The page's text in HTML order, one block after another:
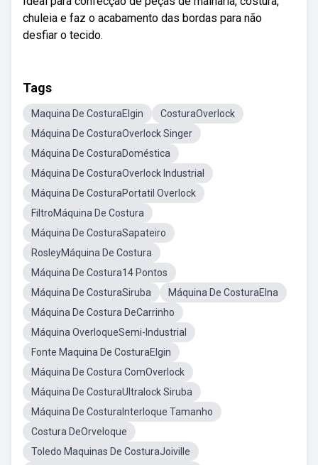
chuleia e faz o acabamento das bordas para não
desfiar o tecido.
Tags
Maquina De CosturaElgin
CosturaOverlock
Máquina De CosturaOverlock Singer
Máquina De CosturaDoméstica
Máquina De CosturaOverlock Industrial
Máquina De CosturaPortatil Overlock
FiltroMáquina De Costura
Máquina De CosturaSapateiro
RosleyMáquina De Costura
Máquina De Costura14 Pontos
Máquina De CosturaSiruba
Máquina De CosturaElna
Máquina De Costura DeCarrinho
Máquina OverloqueSemi-Industrial
Fonte Maquina De CosturaElgin
Máquina De Costura ComOverlock
Máquina De CosturaUltralock Siruba
Máquina De CosturaInterloque Tamanho
Costura DeOrveloque
Toledo Maquinas De CosturaJoiville